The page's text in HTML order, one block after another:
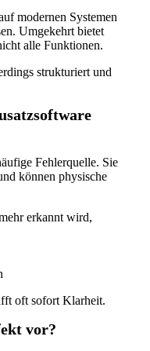
modernen Systemen
Umgekehrt bietet
alle Funktionen.
strukturiert und
Fehlerquelle. Sie
können physische
erkannt wird,
oft sofort Klarheit.
vor?